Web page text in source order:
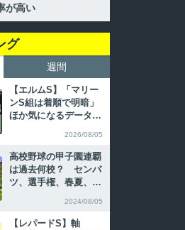
が高い
グ
週間
【エルムS】「マリー
ンS組は着順で明暗」
ほか気になるデータ3
2026/08/05
高校野球の甲子園連覇
は過去何校？ センバ
ツ、選手権、春夏、夏
2024/08/05
【レパードS】軸